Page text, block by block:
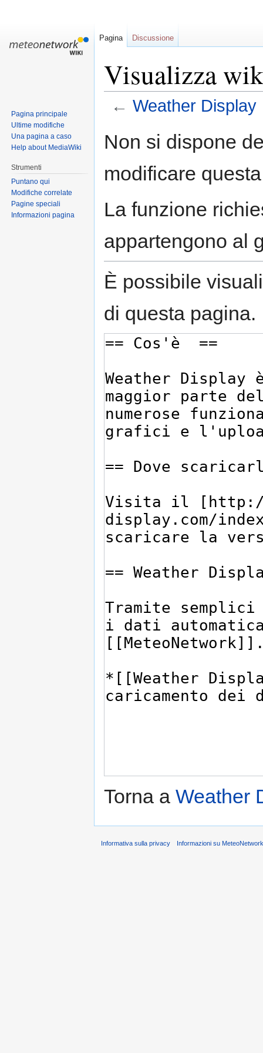
Visualizza
← Weather Display
toto
Non si dispone
modificare
La funzione
appartengono al
È possibile
di questa pagina.
Torna a Weather
Pagina Discussione
Pagina principale
Ultime modifiche
Una pagina a caso
Help about MediaWiki
Strumenti
Puntano qui
Modifiche correlate
Pagine speciali
Informazioni pagina
Informativa sulla privacy Informazioni su